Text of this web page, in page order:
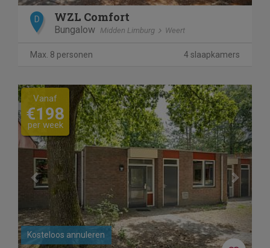
D WZL Comfort
Bungalow Midden Limburg Weert
Max. 8 personen 4 slaapkamers
Previous Next
Kosteloos annuleren
Vanaf
€198
per week